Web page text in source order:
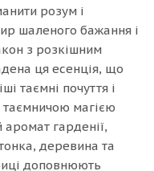
розум і
шаленого бажання і
з розкішним
ця есенція, що
таємні почуття і
магією
аромат гарденії,
деревина та
доповнюють